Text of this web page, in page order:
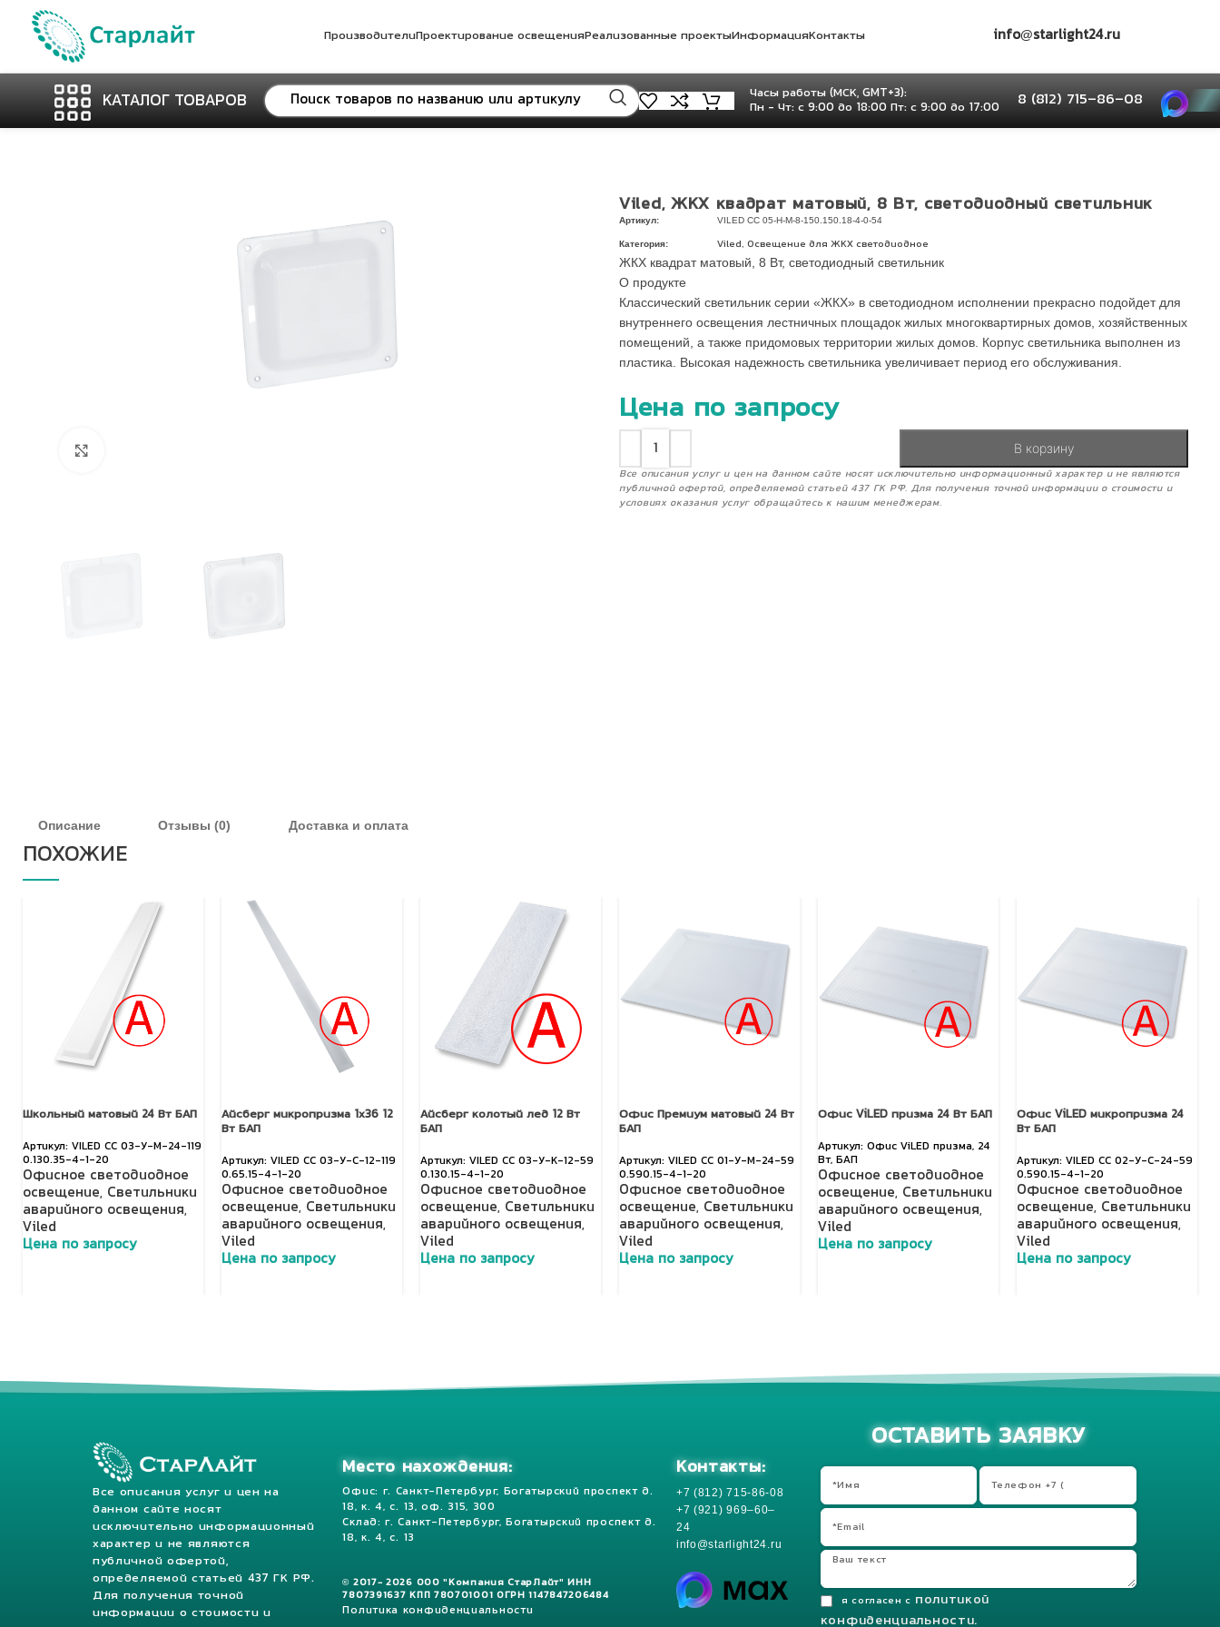
ПроизводителиПроектирование освещенияРеализованные проектыИнформацияКонтакты info@starlight24.ru
КАТАЛОГ ТОВАРОВ
Часы работы (МСК, GMT+3):
Пн - Чт: с 9:00 до 18:00 Пт: с 9:00 до 17:00
8 (812) 715–86–08
Viled, ЖКХ квадрат матовый, 8 Вт, светодиодный светильник
Артикул: VILED СС 05-Н-М-8-150.150.18-4-0-54
Категория: Viled Освещение для ЖКХ светодиодное
ЖКХ квадрат матовый, 8 Вт, светодиодный светильник
О продукте
Классический светильник серии «ЖКХ» в светодиодном исполнении прекрасно подойдет для
внутреннего освещения лестничных площадок жилых многоквартирных домов, хозяйственных
помещений, а также придомовых территории жилых домов. Корпус светильника выполнен из
пластика. Высокая надежность светильника увеличивает период его обслуживания.
Цена по запросу
В корзину
Все описания услуг и цен на данном сайте носят исключительно информационный характер и не являются
публичной офертой, определяемой статьей 437 ГК РФ. Для получения точной информации о стоимости и
условиях оказания услуг обращайтесь к нашим менеджерам.
Описание Отзывы (0) Доставка и оплата
ПОХОЖИЕ
Школьный матовый 24 Вт БАП
VILED СС 03-У-М-24-119
0.130.35-4-1-20
Офисное светодиодное
освещение, Светильники
аварийного освещения,
Viled
Цена по запросу
Айсберг микропризма 1х36 12
Вт БАП
VILED СС 03-У-С-12-119
0.65.15-4-1-20
Офисное светодиодное
освещение, Светильники
аварийного освещения,
Viled
Цена по запросу
Айсберг колотый лед 12 Вт
БАП
VILED СС 03-У-К-12-59
0.130.15-4-1-20
Офисное светодиодное
освещение, Светильники
аварийного освещения,
Viled
Цена по запросу
Офис Премиум матовый 24 Вт
БАП
VILED СС 01-У-М-24-59
0.590.15-4-1-20
Офисное светодиодное
освещение, Светильники
аварийного освещения,
Viled
Цена по запросу
Офис ViLED призма 24 Вт БАП
Офис ViLED призма, 24
Вт, БАП
Офисное светодиодное
освещение, Светильники
аварийного освещения,
Viled
Цена по запросу
Офис ViLED микропризма 24
Вт БАП
VILED СС 02-У-С-24-59
0.590.15-4-1-20
Офисное светодиодное
освещение, Светильники
аварийного освещения,
Viled
Цена по запросу
Все описания услуг и цен на
данном сайте носят
исключительно информационный
характер и не являются
публичной офертой,
определяемой статьей 437 ГК РФ.
Для получения точной
информации о стоимости и
Место нахождения:
Офис: г. Санкт-Петербург, Богатырский проспект д.
18, к. 4, с. 13, оф. 315, 300
Склад: г. Санкт-Петербург, Богатырский проспект д.
18, к. 4, с. 13
© 2017- 2026 ООО "Компания СтарЛайт" ИНН
7807391637 КПП 780701001 ОГРН 1147847206484
Политика конфиденциальности
Контакты:
+7 (812) 715-86-08
+7 (921) 969–60–
24
info@starlight24.ru
ОСТАВИТЬ ЗАЯВКУ
я согласен с политикой
конфиденциальности.